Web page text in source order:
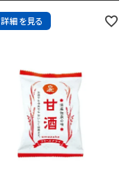
詳細を見る